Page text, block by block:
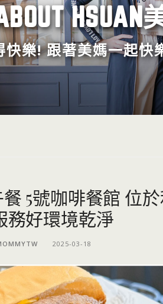
快樂! 跟著美媽一起
5號咖啡餐館 位
務好環境乾淨
2025-03-18